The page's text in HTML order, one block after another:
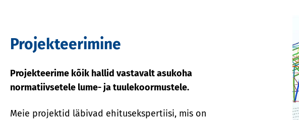
Projekteerimine
Projekteerime kõik hallid vastavalt asukoha
normatiivsetele lume- ja tuulekoormustele.
Meie projektid läbivad ehitusekspertiisi, mis on